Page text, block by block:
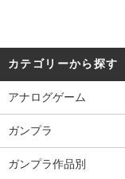
カテゴリーから探す
アナログゲーム
ガンプラ
ガンプラ作品別